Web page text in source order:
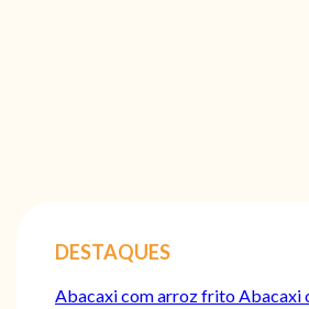
DESTAQUES
Abacaxi com arroz fritoAbacaxi